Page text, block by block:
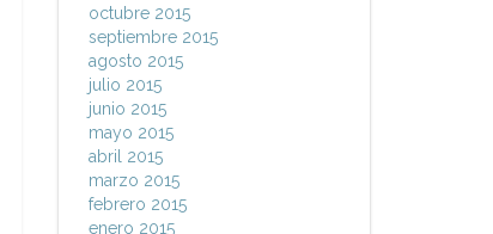
octubre 2015
septiembre 2015
agosto 2015
julio 2015
junio 2015
mayo 2015
abril 2015
marzo 2015
febrero 2015
enero 2015